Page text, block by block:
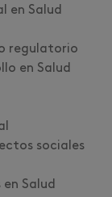
en Salud
regulatorio
en Salud
sociales
Salud